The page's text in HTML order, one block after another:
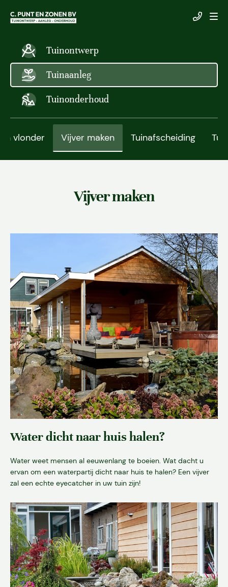
Tuinontwerp
Tuinaanleg
Tuinonderhoud
vlonder Vijver maken Tuinafscheiding
Vijver maken
Water dicht naar huis halen?
Water weet mensen al eeuwenlang te boeien. Wat dacht u
ervan om een waterpartij dicht naar huis te halen? Een vijver
zal een echte eyecatcher in uw tuin zijn!